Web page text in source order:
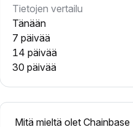
Tietojen vertailu
Tänään
7 päivää
14 päivää
30 päivää
Mitä mieltä olet